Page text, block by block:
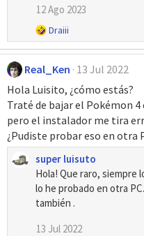
12 Ago 2023
R
e
a
i
o
n
e
s
:
Draiii
Real_Ken 13 Jul 2022
Hola Luisito, ¿cómo estás?
Traté de bajar el Pokémon
pero el instalador me tira
¿Pudiste probar eso en otra
super luisuto
Hola! Que raro, siempre
lo he probado en otra
también .
13 Jul 2022